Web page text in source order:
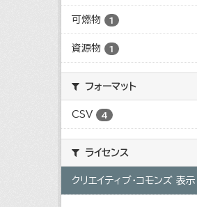
可燃物 1
資源物 1
フォーマット
CSV 4
ライセンス
クリエイティブ・コモンズ 表示